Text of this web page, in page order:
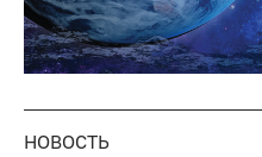
НОВОСТЬ